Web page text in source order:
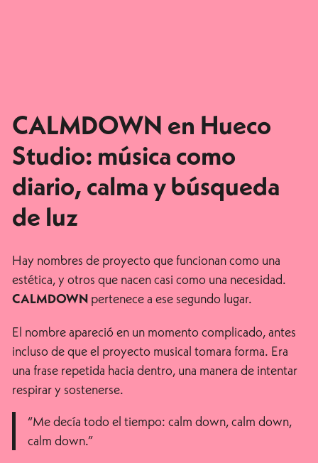
CALMDOWN en Hueco
Studio: música como
diario, calma y búsqueda
de luz
Hay nombres de proyecto que funcionan como una
estética, y otros que nacen casi como una necesidad.
CALMDOWNpertenece a ese segundo lugar.
El nombre apareció en un momento complicado, antes
incluso de que el proyecto musical tomara forma. Era
una frase repetida hacia dentro, una manera de intentar
respirar y sostenerse.
“Me decía todo el tiempo: calm down, calm down,
calm down.”